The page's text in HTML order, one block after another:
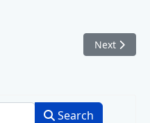
Briefe an die Freunde (2013)
Next
Next
Search